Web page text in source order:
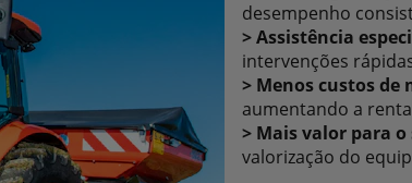
desempenho
> Assistência
intervenções
> Menos custos de
aumentando a
> Mais valor para
valorização do